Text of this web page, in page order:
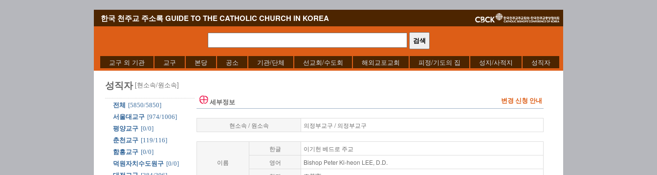
한국 천주교 주소록 GUIDE TO THE CATHOLIC CHURCH IN KOREA
교구 외 기관 교구 본당 공소 기관/단체 선교회/수도회 해외교포교회 피정/기도의 집 성지/사적지 성직자
성직자 [현소속/원소속]
전체
[5850/5850]
서울대교구 [974/1006]
평양교구 [0/0]
춘천교구 [119/116]
함흥교구 [0/0]
덕원자치수도원구 [0/0]
세부정보 변경 신청 안내
현소속 / 원소속 의정부교구 / 의정부교구
이름
한글
이기헌 베드로 주교
영어
Bishop Peter Ki-heon LEE, D.D.